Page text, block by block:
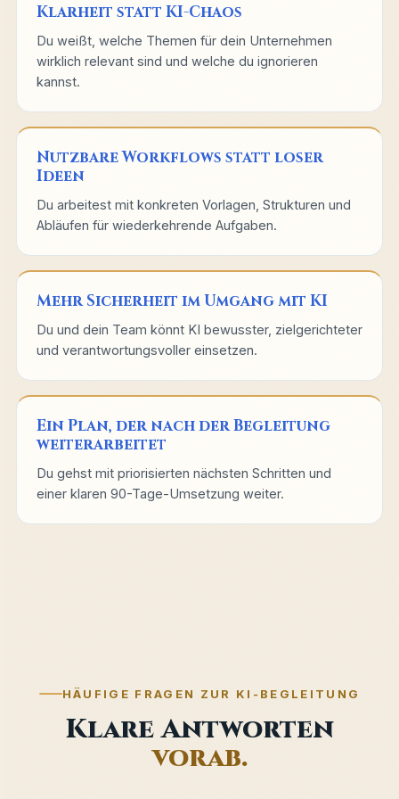
Klarheit statt KI-Chaos
Du weißt, welche Themen für dein Unternehmen
wirklich relevant sind und welche du ignorieren
kannst.
Nutzbare Workflows statt loser
Ideen
Du arbeitest mit konkreten Vorlagen, Strukturen und
Abläufen für wiederkehrende Aufgaben.
Mehr Sicherheit im Umgang mit KI
Du und dein Team könnt KI bewusster, zielgerichteter
und verantwortungsvoller einsetzen.
Ein Plan, der nach der Begleitung
weiterarbeitet
Du gehst mit priorisierten nächsten Schritten und
einer klaren 90-Tage-Umsetzung weiter.
HÄUFIGE FRAGEN ZUR KI-BEGLEITUNG
Klare Antworten
vorab.